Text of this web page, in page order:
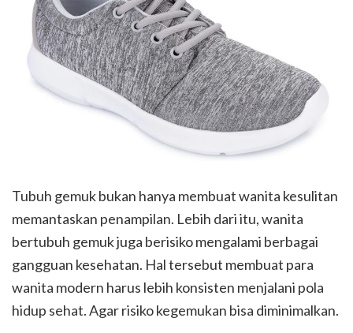
Tubuh gemuk bukan hanya membuat wanita kesulitan
memantaskan penampilan. Lebih dari itu, wanita
bertubuh gemuk juga berisiko mengalami berbagai
gangguan kesehatan. Hal tersebut membuat para
wanita modern harus lebih konsisten menjalani pola
hidup sehat. Agar risiko kegemukan bisa diminimalkan.